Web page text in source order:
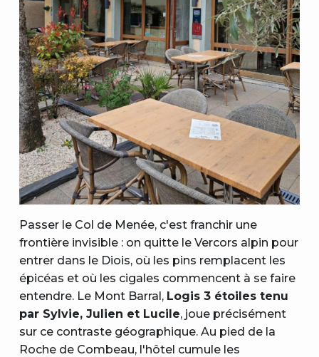
Passer le Col de Menée, c'est franchir une
frontière invisible : on quitte le Vercors alpin pour
entrer dans le Diois, où les pins remplacent les
épicéas et où les cigales commencent à se faire
entendre. Le Mont Barral, Logis 3 étoiles tenu
par Sylvie, Julien et Lucile, joue précisément
sur ce contraste géographique. Au pied de la
Roche de Combeau, l'hôtel cumule les